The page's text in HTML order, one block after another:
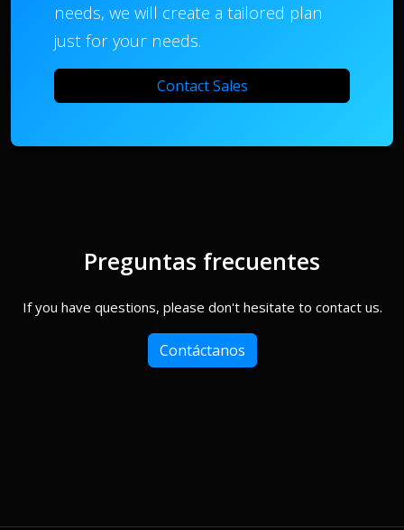
needs, we will create a tailored plan
just for your needs.
Contact Sales
Preguntas frecuentes
If you have questions, please don't hesitate to contact us.
Contáctanos